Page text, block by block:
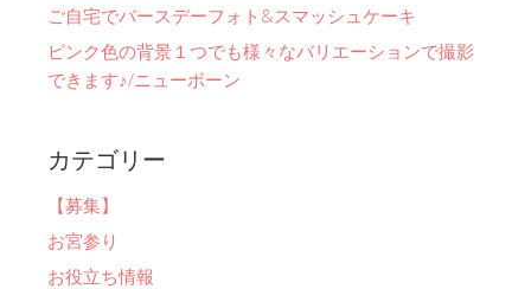
ご自宅でバースデーフォト&スマッシュケーキ
ピンク色の背景１つでも様々なバリエーションで撮影
できます♪/ニューボーン
カテゴリー
【募集】
お宮参り
お役立ち情報